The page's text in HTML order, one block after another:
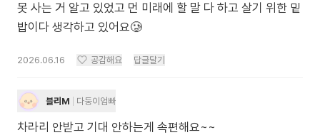
못 사는 거 알고 있었고 먼 미래에 할 말 다 하고 살기 위한 밑
밥이다 생각하고 있어요🥲
2026.06.16 공감해요 답글달기
블리M 다둥이엄빠
차라리 안받고 기대 안하는게 속편해요~~